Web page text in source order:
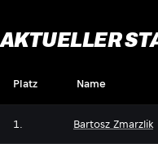
AKTUELLER
Platz Name
1. Bartosz Zmarzlik